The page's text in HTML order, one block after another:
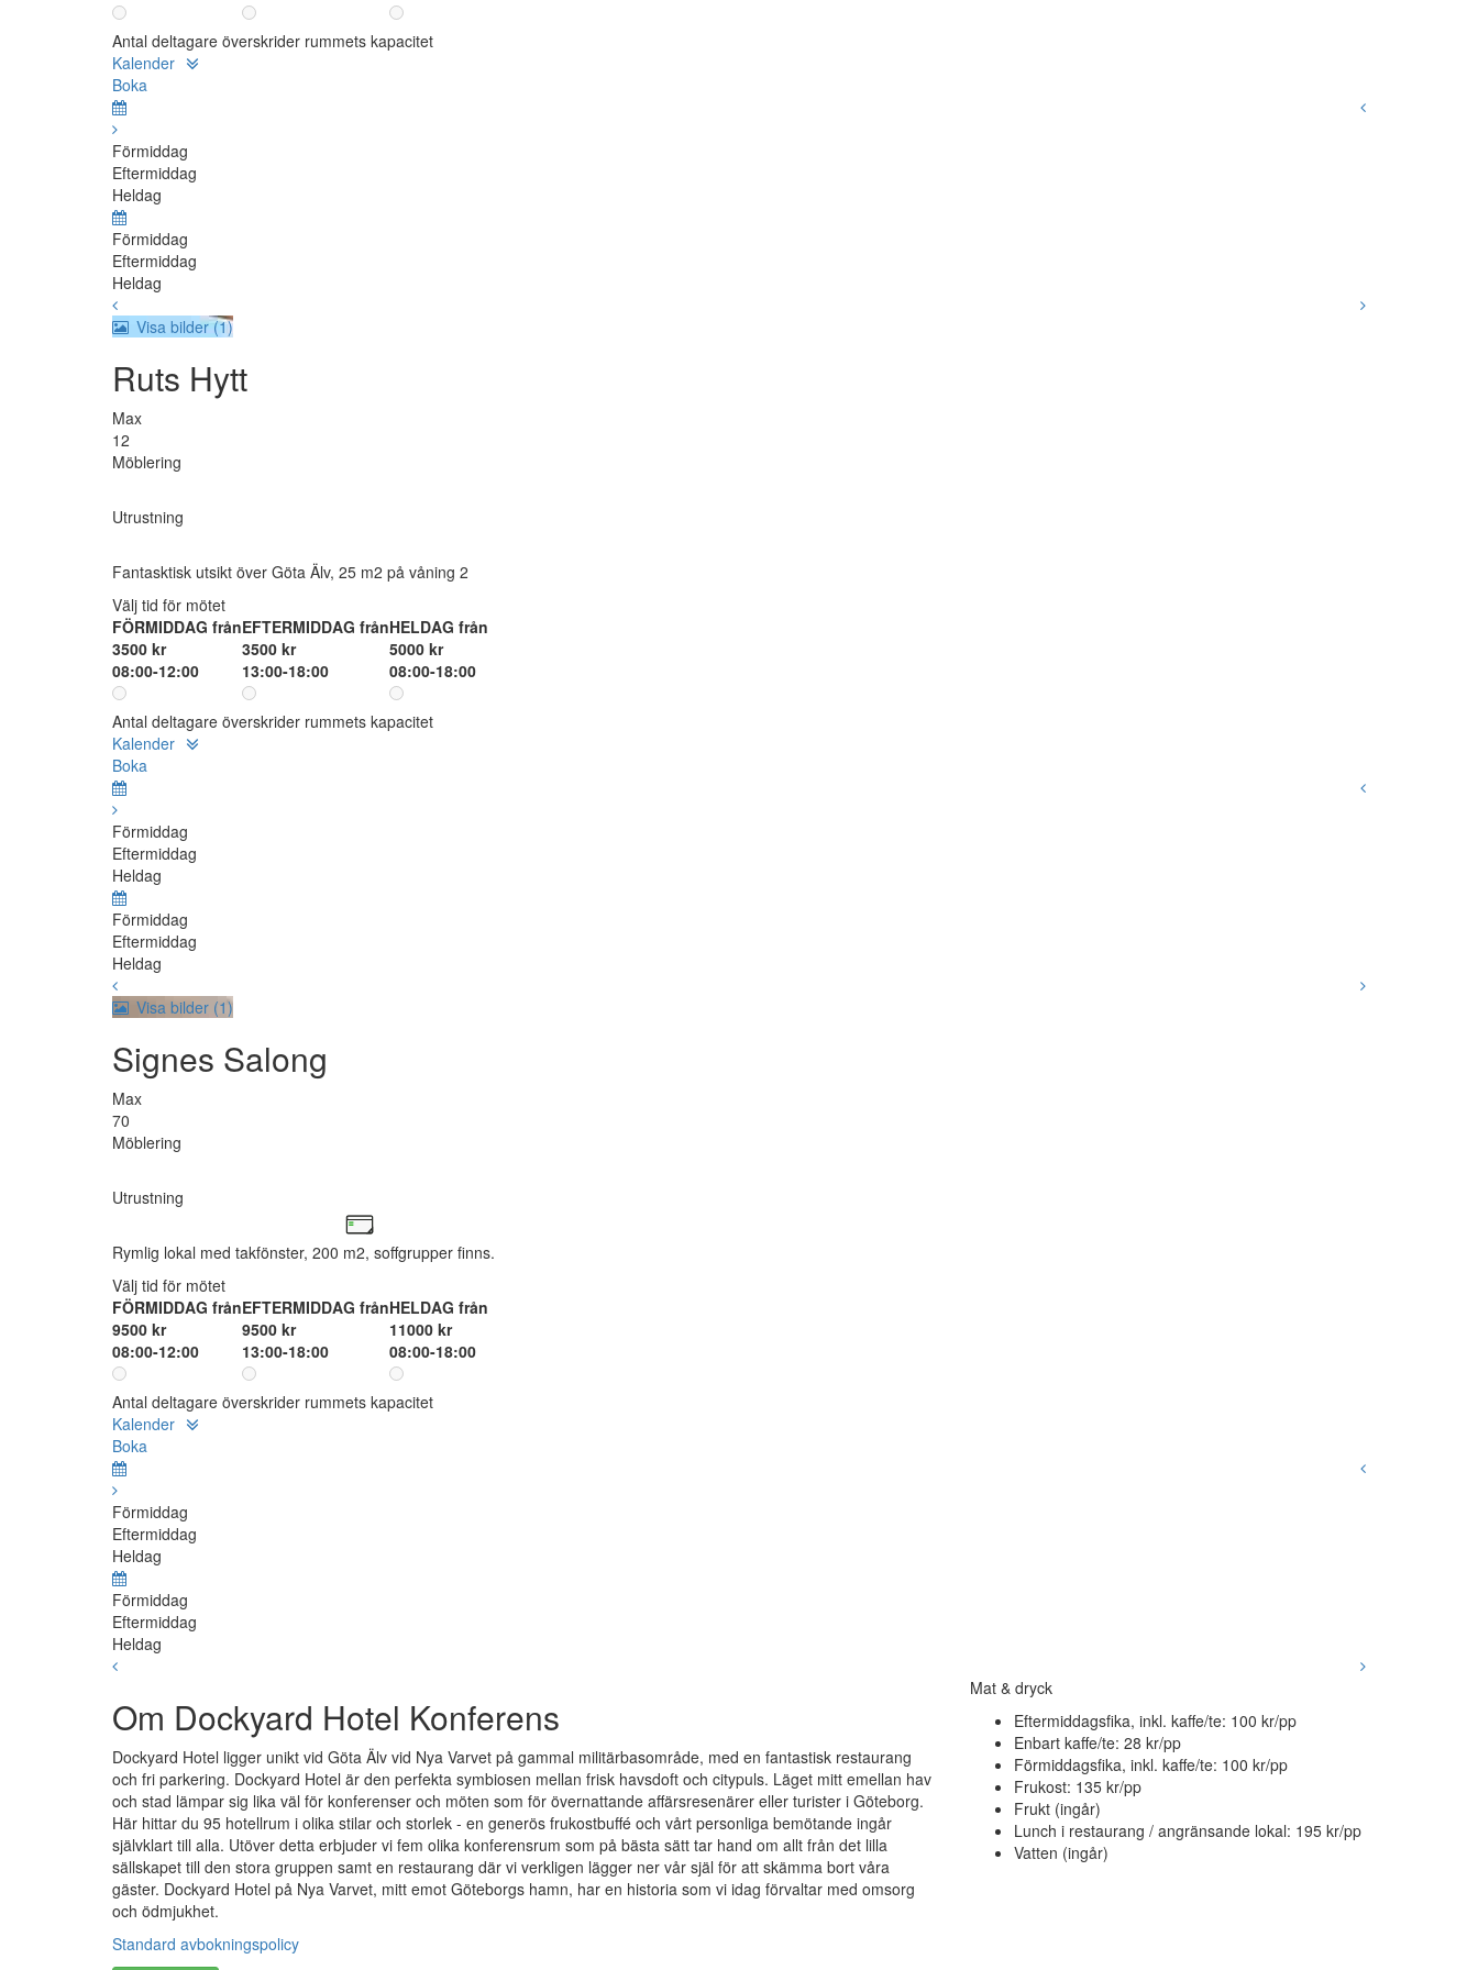
Antal deltagare överskrider rummets kapacitet
Kalender
Boka
Förmiddag
Eftermiddag
Heldag
Förmiddag
Eftermiddag
Heldag
Visa bilder (1)
Ruts Hytt
Max
12
Möblering
Utrustning
Fantasktisk utsikt över Göta Älv, 25 m2 på våning 2
Välj tid för mötet
FÖRMIDDAG från
3500 kr
08:00-12:00
EFTERMIDDAG från
3500 kr
13:00-18:00
HELDAG från
5000 kr
08:00-18:00
Antal deltagare överskrider rummets kapacitet
Kalender
Boka
Förmiddag
Eftermiddag
Heldag
Förmiddag
Eftermiddag
Heldag
Visa bilder (1)
Signes Salong
Max
70
Möblering
Utrustning
Rymlig lokal med takfönster, 200 m2, soffgrupper finns.
Välj tid för mötet
FÖRMIDDAG från
9500 kr
08:00-12:00
EFTERMIDDAG från
9500 kr
13:00-18:00
HELDAG från
11000 kr
08:00-18:00
Antal deltagare överskrider rummets kapacitet
Kalender
Boka
Förmiddag
Eftermiddag
Heldag
Förmiddag
Eftermiddag
Heldag
Om Dockyard Hotel Konferens
Dockyard Hotel ligger unikt vid Göta Älv vid Nya Varvet på gammal militärbasområde, med en fantastisk restaurang
och fri parkering. Dockyard Hotel är den perfekta symbiosen mellan frisk havsdoft och citypuls. Läget mitt emellan hav
och stad lämpar sig lika väl för konferenser och möten som för övernattande affärsresenärer eller turister i Göteborg.
Här hittar du 95 hotellrum i olika stilar och storlek - en generös frukostbuffé och vårt personliga bemötande ingår
självklart till alla. Utöver detta erbjuder vi fem olika konferensrum som på bästa sätt tar hand om allt från det lilla
sällskapet till den stora gruppen samt en restaurang där vi verkligen lägger ner vår själ för att skämma bort våra
gäster. Dockyard Hotel på Nya Varvet, mitt emot Göteborgs hamn, har en historia som vi idag förvaltar med omsorg
och ödmjukhet.
Standard avbokningspolicy
Mat & dryck
Eftermiddagsfika, inkl. kaffe/te: 100 kr/pp
Enbart kaffe/te: 28 kr/pp
Förmiddagsfika, inkl. kaffe/te: 100 kr/pp
Frukost: 135 kr/pp
Frukt (ingår)
Lunch i restaurang / angränsande lokal: 195 kr/pp
Vatten (ingår)